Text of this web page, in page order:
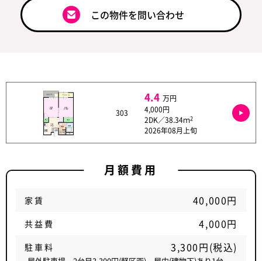
この物件を問い合わせ
303
4.4 万円
4,000円
2DK／38.34ｍ2
2026年08月上旬
月額費用
家賃 40,000円
共益費 4,000円
駐車料 3,300円(税込)